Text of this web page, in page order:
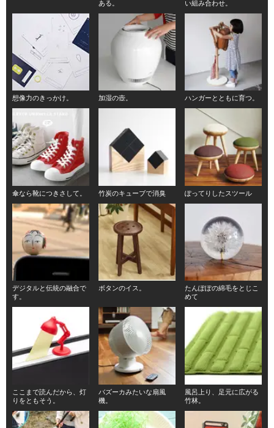
ある。 い組み合わせ。
想像力のきっかけ。 加湿の壺。 ハンガーとともに育つ。
傘なら靴につきさして。 竹炭のキューブで消臭 ぽってりしたスツール
デジタルと伝統の融合で
す。
ボタンのイス。
たんぽぽの綿毛をとじこ
めて
ここまで読んだから、灯
りをともそう。
バズーカみたいな扇風
機。
風呂上り、足元に広がる
竹林。